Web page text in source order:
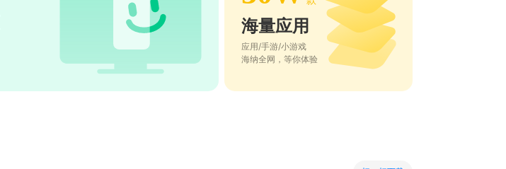
海量应用
应用/手游/小游戏
海纳全网，等你体验